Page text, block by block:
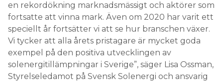
en rekordökning marknadsmässigt och aktörer som
fortsatte att vinna mark. Även om 2020 har varit ett
speciellt år fortsätter vi att se hur branschen växer.
Vi tycker att alla årets pristagare är mycket goda
exempel på den positiva utvecklingen av
solenergitillämpningar i Sverige”, säger Lisa Ossman,
Styrelseledamot på Svensk Solenergi och ansvarig